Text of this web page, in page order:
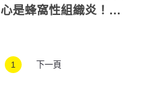
心是蜂窩性組織炎！症
1 下一頁